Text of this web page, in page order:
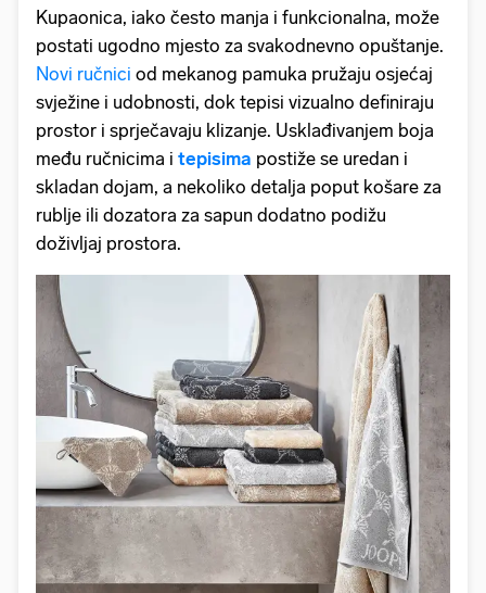
Kupaonica, iako često manja i funkcionalna, može
postati ugodno mjesto za svakodnevno opuštanje.
Novi ručnici od mekanog pamuka pružaju osjećaj
svježine i udobnosti, dok tepisi vizualno definiraju
prostor i sprječavaju klizanje. Usklađivanjem boja
među ručnicima i tepisima postiže se uredan i
skladan dojam, a nekoliko detalja poput košare za
rublje ili dozatora za sapun dodatno podižu
doživljaj prostora.